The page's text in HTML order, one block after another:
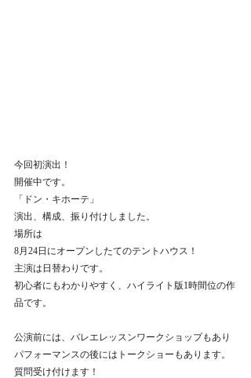
今回初演出！
開催中です。
「ドン・キホーテ」
演出、構成、振り付けしました。
場所は
8月24日にオープンしたてのテントハウス！
主演は日替わりです。
初心者にもわかりやすく、ハイライト版1時間位の作
品です。
公演前には、バレエレッスンワークショップもあり
パフォーマンスの後にはトークショーもあります。
質問受け付けます！